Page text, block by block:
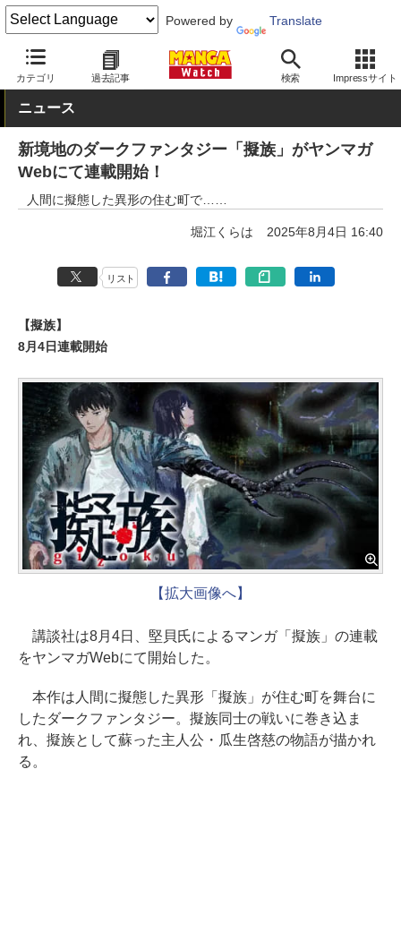
Powered by Translate
カテゴリ 過去記事 検索 Impressサイト
MANGA Watch 青年
ニュース
新境地のダークファンタジー「擬族」がヤンマガ
Webにて連載開始！
人間に擬態した異形の住む町で……
堀江くらは 2025年8月4日 16:40
リスト
【擬族】
8月4日連載開始
【拡大画像へ】
講談社は8月4日、堅貝氏によるマンガ「擬族」の連載
をヤンマガWebにて開始した。
本作は人間に擬態した異形「擬族」が住む町を舞台に
したダークファンタジー。擬族同士の戦いに巻き込ま
れ、擬族として蘇った主人公・瓜生啓慈の物語が描かれ
る。